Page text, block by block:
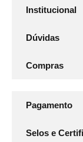
Institucional
Dúvidas
Compras
Pagamento
Selos e